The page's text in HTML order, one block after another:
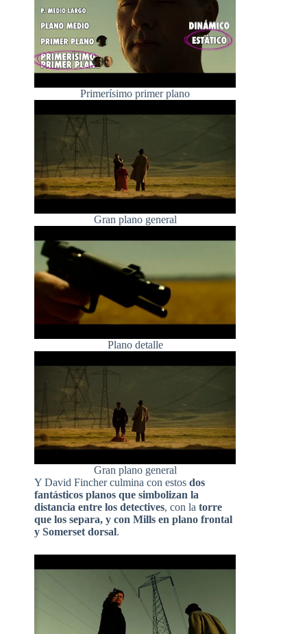
Primerísimo primer plano
Gran plano general
Plano detalle
Gran plano general
Y David Fincher culmina con estos dos
fantásticos planos que simbolizan la
distancia entre los detectives, con la torre
que los separa, y con Mills en plano frontal
y Somerset dorsal.